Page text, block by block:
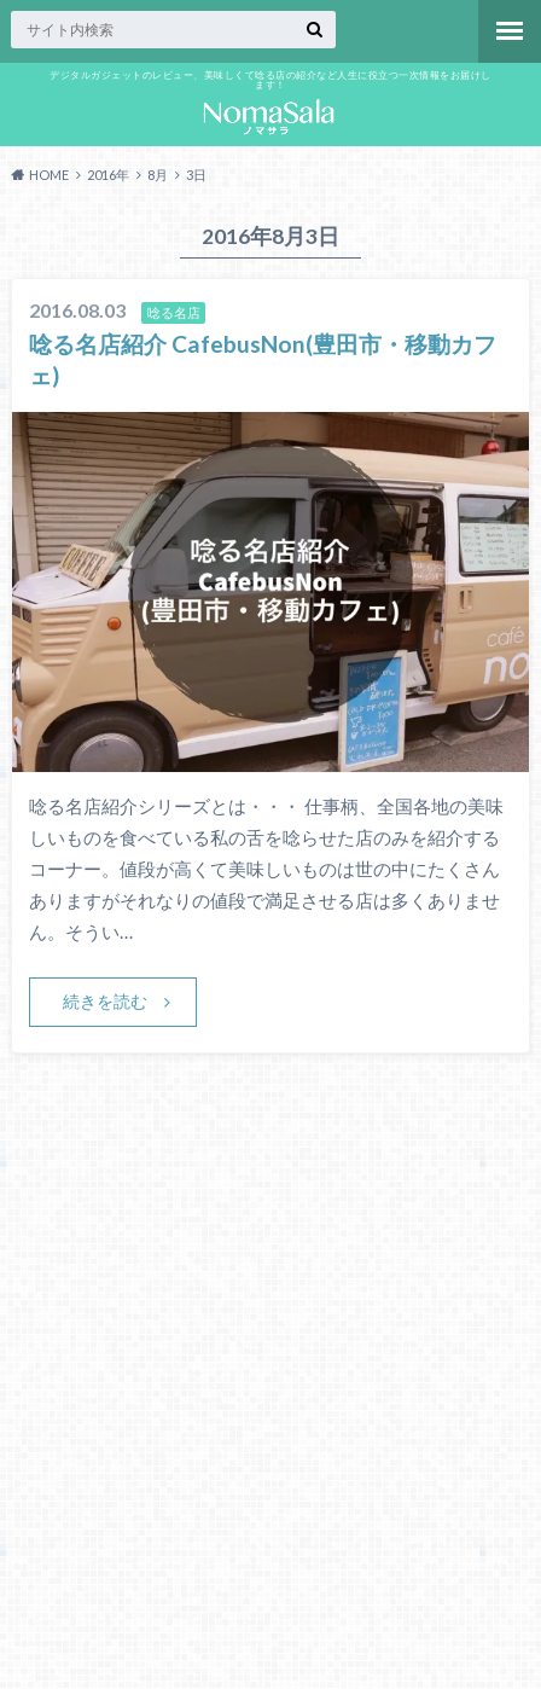
デジタルガジェットのレビュー、美味しくて唸る店の紹介など人生に役立つ一次情報をお届けし
ます！
HOME 2016年 8月 3日
2016年8月3日
2016.08.03 唸る名店
唸る名店紹介 CafebusNon(豊田市・移動カフ
ェ)
唸る名店紹介シリーズとは・・・ 仕事柄、全国各地の美味
しいものを食べている私の舌を唸らせた店のみを紹介する
コーナー。値段が高くて美味しいものは世の中にたくさん
ありますがそれなりの値段で満足させる店は多くありませ
ん。そうい…
続きを読む